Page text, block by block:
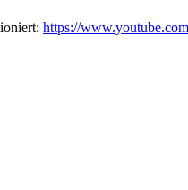
https://